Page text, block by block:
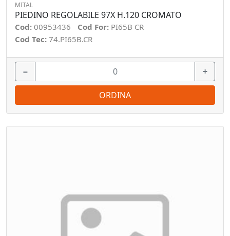
MITAL
PIEDINO REGOLABILE 97X H.120 CROMATO
Cod: 00953436 Cod For: PI65B CR
Cod Tec: 74.PI65B.CR
− +
ORDINA